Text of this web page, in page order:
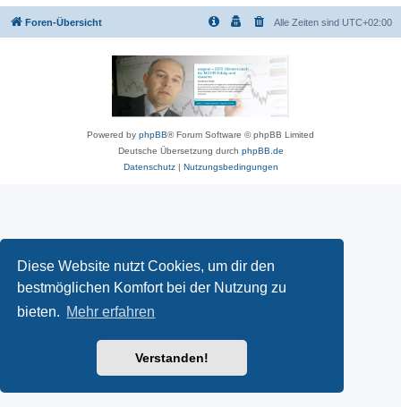
Diese Website nutzt Cookies, um dir den
bestmöglichen Komfort bei der Nutzung zu
bieten. Mehr erfahren
Verstanden!
Foren-Übersicht Alle Zeiten sind UTC+02:00
Powered by phpBB® Forum Software © phpBB Limited
Deutsche Übersetzung durch phpBB.de
Datenschutz| Nutzungsbedingungen